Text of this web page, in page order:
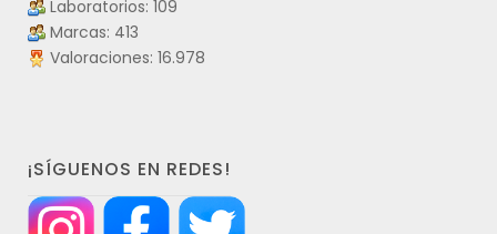
Laboratorios: 109
Marcas: 413
Valoraciones: 16.978
¡SÍGUENOS EN REDES!